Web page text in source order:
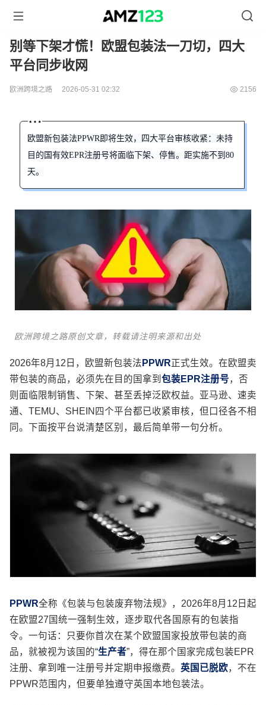
别等下架才慌！欧盟包装法一刀切，四大
平台同步收网
欧洲跨境之路 2026-05-31 02:32 2156
欧盟新包装法PPWR即将生效，四大平台审核收紧：未持
目的国有效EPR注册号将面临下架、停售。距实施不到80
天。
欧洲跨境之路原创文章，转载请注明来源和出处
2026年8月12日，欧盟新包装法 PPWR正式生效。在欧盟卖
带包装的商品，必须先在目的国拿到 包装EPR注册号，否
则面临限制销售、下架、甚至丢掉泛欧权益。亚马逊、速卖
通、TEMU、SHEIN四个平台都已收紧审核，但口径各不相
同。下面按平台说清楚区别，最后简单带一句分析。
PPWR全称《包装与包装废弃物法规》，2026年8月12日起
在欧盟27国统一强制生效，逐步取代各国原有的包装指
令。一句话：只要你首次在某个欧盟国家投放带包装的商
品，就被视为该国的“生产者”，得在那个国家完成包装EPR
注册、拿到唯一注册号并定期申报缴费。 英国已脱欧，不在
PPWR范围内，但要单独遵守英国本地包装法。